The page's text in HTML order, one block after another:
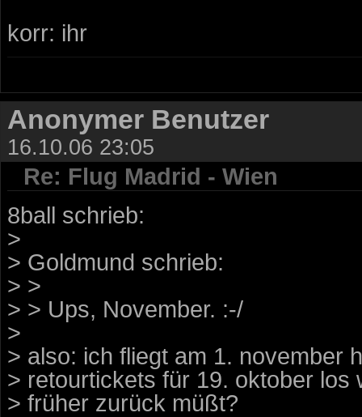
korr: ihr
Anonymer Benutzer
16.10.06 23:05
Re: Flug Madrid - Wien
8ball schrieb:
>
> Goldmund schrieb:
> >
> > Ups, November. :-/
>
> also: ich fliegt am 1. november
> retourtickets für 19. oktober los
> früher zurück müßt?